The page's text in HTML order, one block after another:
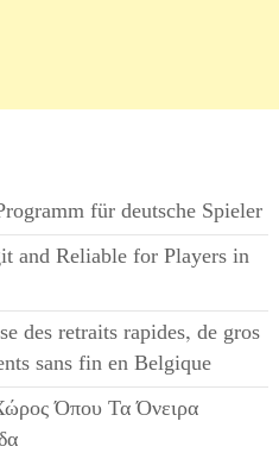
für deutsche Spieler
and Reliable for Players in
des retraits rapides, de gros
sans fin en Belgique
Όπου Τα Όνειρα